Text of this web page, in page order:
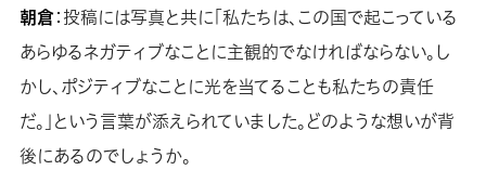
朝倉：投稿には写真と共に「私たちは、この国で起こっている
あらゆるネガティブなことに主観的でなければならない。し
かし、ポジティブなことに光を当てることも私たちの責任
だ。」という言葉が添えられていました。どのような想いが背
後にあるのでしょうか。